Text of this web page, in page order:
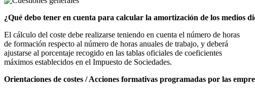
¿Qué debo tener en cuenta para calcular la amortización de los medios
El cálculo del coste debe realizarse teniendo en cuenta el número de horas
de formación respecto al número de horas anuales de trabajo, y deberá
ajustarse al porcentaje recogido en las tablas oficiales de coeficientes
máximos establecidos en el Impuesto de Sociedades.
Orientaciones de costes / Acciones formativas programadas por las